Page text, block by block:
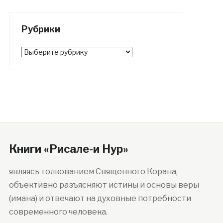
Рубрики
Рубрики
Книги «Рисале-и Нур»
являясь толкованием Священного Корана,
объективно разъясняют истины и основы веры
(имана) и отвечают на духовные потребности
современного человека.